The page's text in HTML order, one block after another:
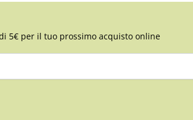
5€ per il tuo prossimo acquisto online